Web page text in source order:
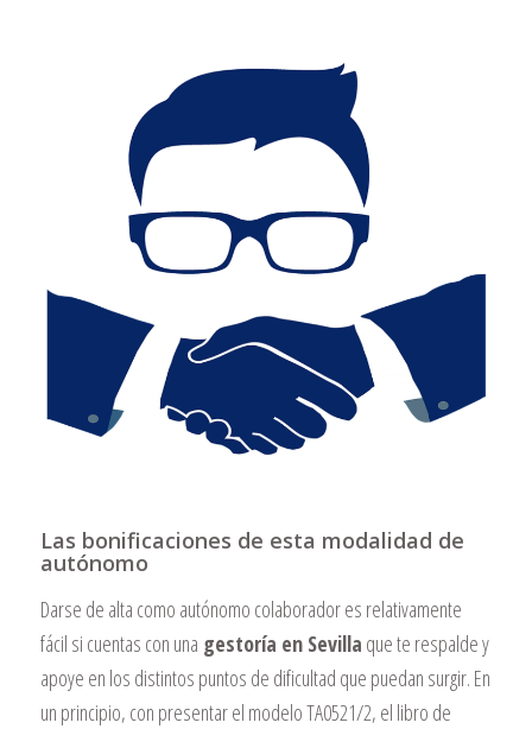
Las bonificaciones de esta modalidad de
autónomo
Darse de alta como autónomo colaborador es relativamente
fácil si cuentas con una gestoría en Sevilla que te respalde y
apoye en los distintos puntos de dificultad que puedan surgir. En
un principio, con presentar el modelo TA0521/2, el libro de